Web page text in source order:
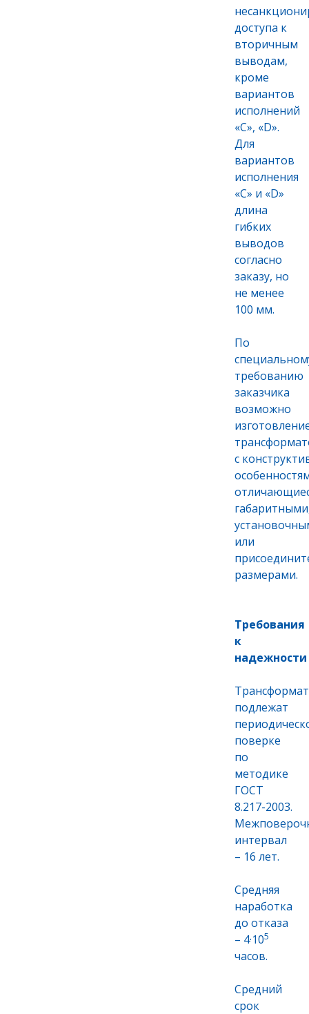
доступа к
вторичным
выводам,
кроме
вариантов
исполнений
«C», «D».
Для
вариантов
исполнения
«С» и «D»
длина
гибких
выводов
согласно
заказу, но
не менее
100 мм.
По
требованию
заказчика
возможно
с
или
размерами.
Требования
к
надежности
подлежат
поверке
по
методике
ГОСТ
8.217-2003.
интервал
– 16 лет.
Средняя
наработка
до отказа
– 4·105
часов.
Средний
срок